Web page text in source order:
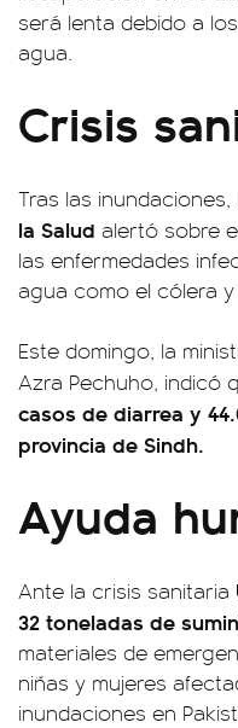
será lenta debido a
agua.
Crisis
Tras las inundaciones,
la Salud alertó sobre
las enfermedades
agua como el cólera
Este domingo, la
Azra Pechuho, indicó
casos de diarrea y
provincia de Sindh.
Ayuda
Ante la crisis sanitaria
32 toneladas de
materiales de
niñas y mujeres
inundaciones en